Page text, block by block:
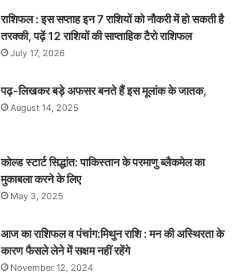
राशिफल : इस सप्ताह इन 7 राशियों को नौकरी में हो सकती है
तरक्की, पढ़ें 12 राशियों की साप्ताहिक टैरो राशिफल
July 17, 2026
पढ़-लिखकर बड़े अफसर बनते हैं इस मूलांक के जातक,
August 14, 2025
कोल्ड स्टार्ट सिद्धांत: पाकिस्तान के परमाणु ब्लैकमेल का
मुकाबला करने के लिए
May 3, 2025
आज का राशिफल व पंचांग:मिथुन राशि : मन की अस्थिरता के
कारण फैसले लेने में सक्षम नहीं रहेंगे
November 12, 2024